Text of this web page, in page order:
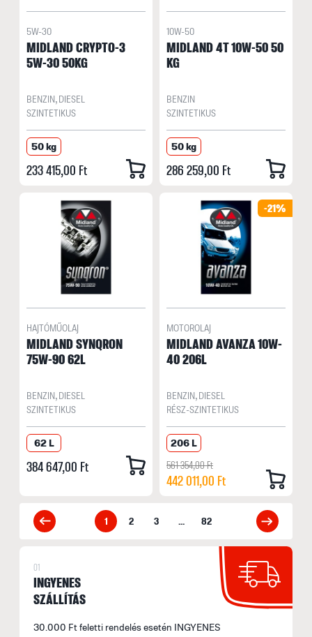
5W-30
MIDLAND CRYPTO-3
5W-30 50KG
BENZIN, DIESEL
SZINTETIKUS
50 kg
233 415,00 Ft
10W-50
MIDLAND 4T 10W-50 50
KG
BENZIN
SZINTETIKUS
50 kg
286 259,00 Ft
HAJTÓMŰOLAJ
MIDLAND SYNQRON
75W-90 62L
BENZIN, DIESEL
SZINTETIKUS
62 L
384 647,00 Ft
-21%
MOTOROLAJ
MIDLAND AVANZA 10W-
40 206L
BENZIN, DIESEL
RÉSZ-SZINTETIKUS
206 L
561 354,00 Ft
442 011,00 Ft
1 2 3 ... 82
01
INGYENES
SZÁLLÍTÁS
30.000 Ft feletti rendelés esetén INGYENES